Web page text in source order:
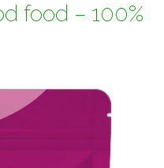
food – 100%